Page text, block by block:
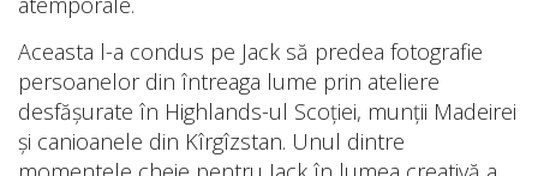
Aceasta l-a condus pe Jack să predea fotografie
persoanelor din întreaga lume prin ateliere
desfășurate în Highlands-ul Scoției, munții Madeirei
și canioanele din Kîrgîzstan. Unul dintre